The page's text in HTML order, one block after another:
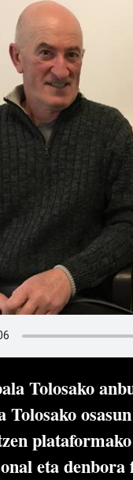
Tolosako
eta denbora